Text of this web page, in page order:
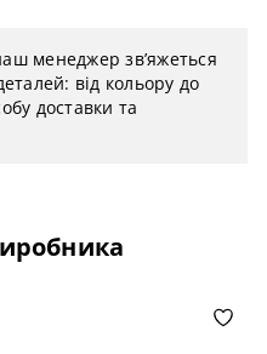
менеджер зв’яжеться
від кольору до
доставки та